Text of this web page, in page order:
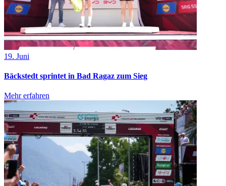
19. Juni
Bäckstedt sprintet in Bad Ragaz zum Sieg
Mehr erfahren